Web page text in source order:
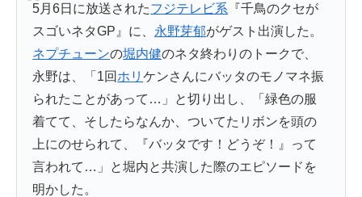
5月6日に放送されたフジテレビ系 『千鳥のクセが
スゴいネタGP』に、 永野芽郁がゲスト出演した。
ネプチューンの堀内健のネタ終わりのトークで、
永野は、「1回 ホリケンさんにバッタのモノマネ振
られたことがあって…」と切り出し、「緑色の服
着てて、そしたらなんか、ついてたリボンを頭の
上にのせられて、『バッタです！どうぞ！』って
言われて…」と堀内と共演した際のエピソードを
明かした。